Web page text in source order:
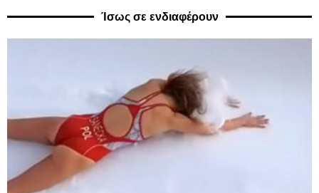
Ίσως σε ενδιαφέρουν